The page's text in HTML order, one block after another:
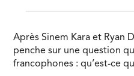
Après Sinem Kara et Ryan
penche sur une question
francophones : qu’est-ce